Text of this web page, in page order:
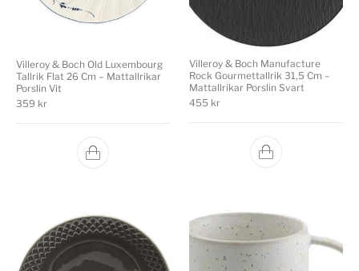
Villeroy & Boch Old Luxembourg
Tallrik Flat 26 Cm – Mattallrikar
Porslin Vit
359 kr
Villeroy & Boch Manufacture
Rock Gourmettallrik 31,5 Cm –
Mattallrikar Porslin Svart
455 kr